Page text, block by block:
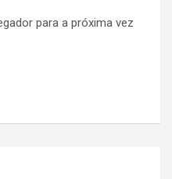
para a próxima vez